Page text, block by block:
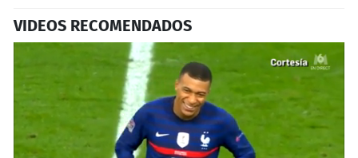
VIDEOS RECOMENDADOS